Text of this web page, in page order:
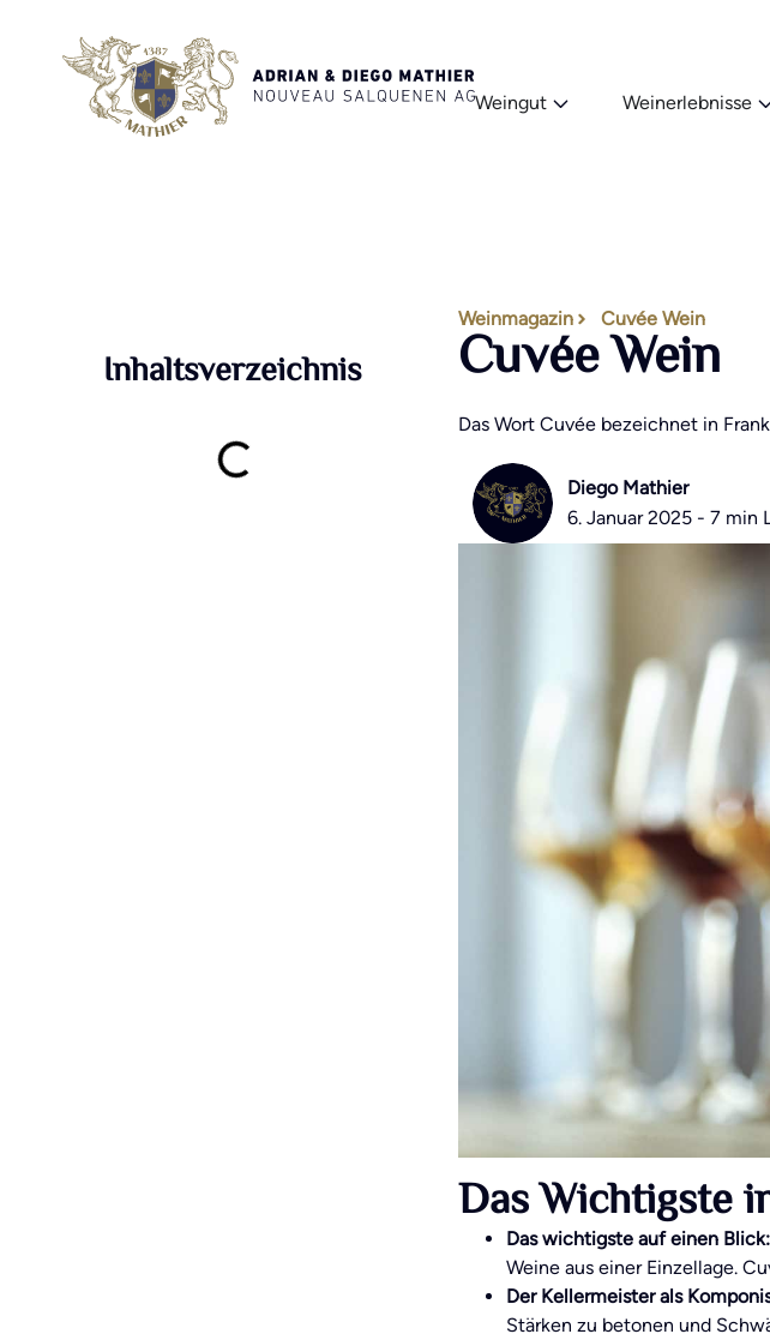
Weingut Weinerlebnisse
Inhaltsverzeichnis
Weinmagazin Cuvée Wein
Cuvée Wein
Das Wort Cuvée bezeichnet in
Diego Mathier
6. Januar 2025 - 7 min
Das Wichtigste
Das wichtigste auf einen Blick:
Weine aus einer Einzellage.
Der Kellermeister als
Stärken zu betonen und